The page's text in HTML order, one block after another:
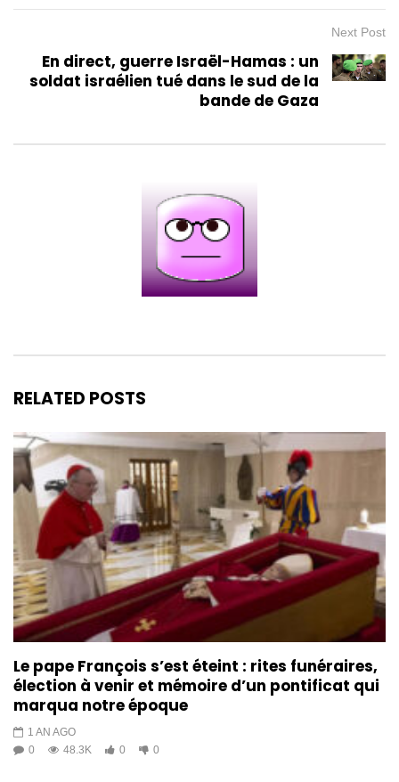
Next Post
En direct, guerre Israël-Hamas : un
soldat israélien tué dans le sud de la
bande de Gaza
RELATED POSTS
Le pape François s’est éteint : rites funéraires,
élection à venir et mémoire d’un pontificat qui
marqua notre époque
1 AN AGO
0
48.3K 0 0